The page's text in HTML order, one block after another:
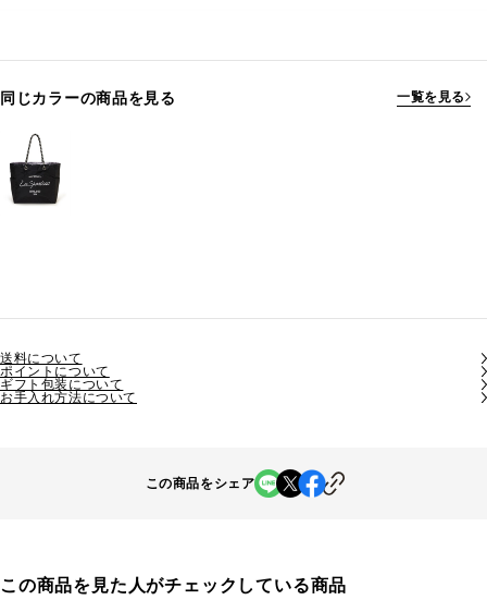
同じカラーの商品を見る 一覧を見る
送料について
ポイントについて
ギフト包装について
お手入れ方法について
この商品をシェア
この商品を見た人がチェックしている商品